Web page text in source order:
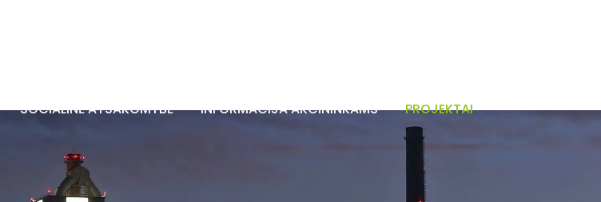
SOCIALINĖ ATSAKOMYBĖ INFORMACIJA AKCININKAMS PROJEKTAI